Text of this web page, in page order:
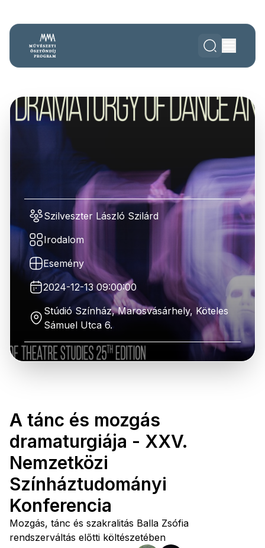
Szilveszter László Szilárd
Irodalom
Esemény
2024-12-13 09:00:00
Stúdió Színház, Marosvásárhely, Köteles
Sámuel Utca 6.
A tánc és mozgás
dramaturgiája - XXV.
Nemzetközi
Színháztudományi
Konferencia
Mozgás, tánc és szakralitás Balla Zsófia
rendszerváltás előtti költészetében